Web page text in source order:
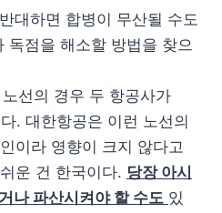
대하면 합병이 무산될 수도
독점을 해소할 방법을 찾으
선의 경우 두 항공사가
. 대한항공은 이런 노선의
이라 영향이 크지 않다고
운 건 한국이다. 당장 아시
나 파산시켜야 할 수도 있